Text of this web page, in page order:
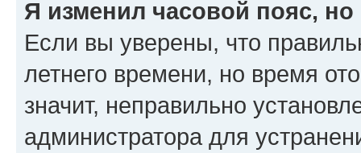
Я изменил часовой пояс,
Если вы уверены, что
летнего времени, но время
значит, неправильно
администратора для